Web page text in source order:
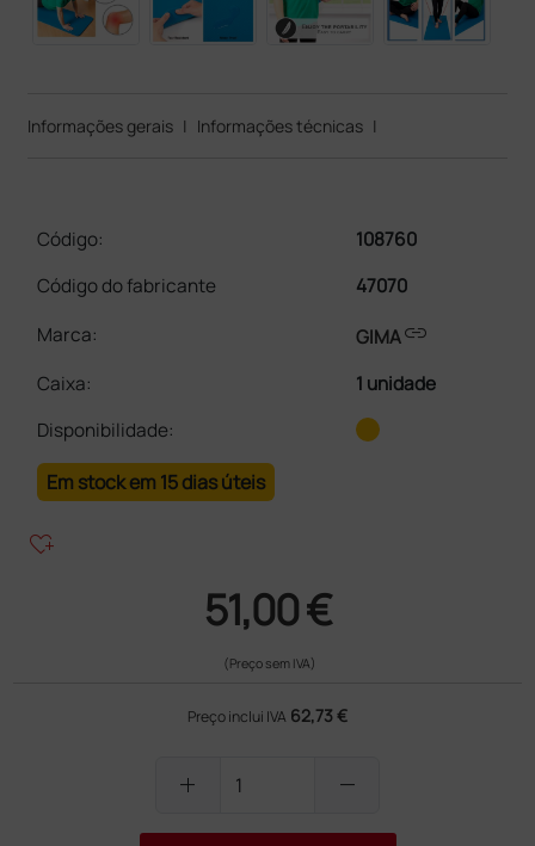
Informações gerais | Informações técnicas |
Código:
108760
Código do fabricante
47070
Marca:
GIMAlink
Caixa:
1 unidade
Disponibilidade:
Em stock em 15 dias úteis
heart_plus
51,00 €
(Preço sem IVA)
Preço inclui IVA 62,73 €
add remove